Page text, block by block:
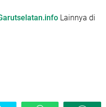
Lainnya di